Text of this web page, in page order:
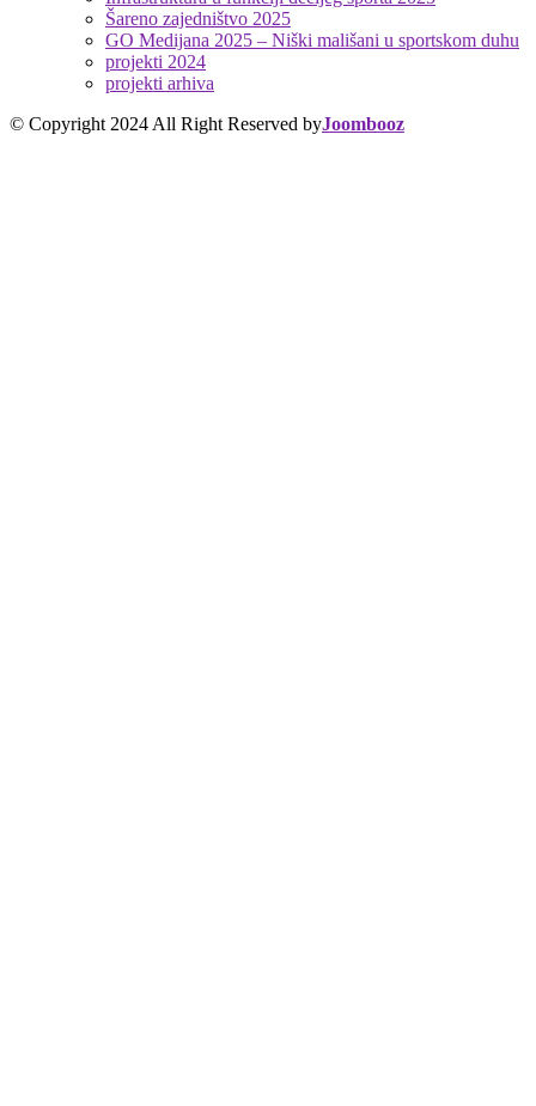
Šareno zajedništvo 2025
GO Medijana 2025 – Niški mališani u sportskom duhu
projekti 2024
projekti arhiva
© Copyright 2024 All Right Reserved byJoombooz